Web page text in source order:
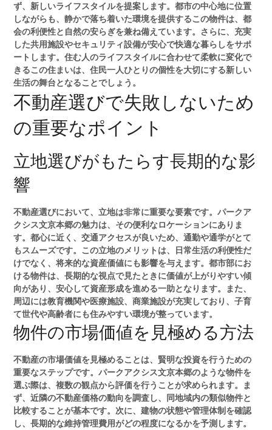
ず、新しいライフスタイルを提案します。都市の中心地に位置
しながらも、静かで落ち着いた環境を提供するこの物件は、都
会の利便性と自然の安らぎを兼ね備えています。さらに、充実
した共用施設やセキュリティ設備が安心で快適な暮らしをサポ
ートします。住む人のライフスタイルに合わせて柔軟に変化で
きるこの住まいは、住民一人ひとりの個性を大切にする新しい
生活の舞台となることでしょう。
不動産選びで失敗しないため
の重要なポイント
立地選びがもたらす長期的な影
響
不動産選びにおいて、立地は非常に重要な要素です。パークア
クシス文京本郷の魅力は、その便利なロケーションにありま
す。都心に近く、交通アクセスが良いため、通勤や通学がとて
もスムーズです。この立地のメリットは、日常生活の利便性だ
けでなく、将来的な資産価値にも影響を与えます。都市部にお
ける物件は、長期的な視点で見たときに価値が上がりやすい傾
向があり、安心して資産形成を進める一助となります。また、
周辺には教育機関や医療施設、商業施設が充実しており、子育
て世代や高齢者にも住みやすい環境が整っています。
物件の市場価値を見極める方法
不動産の市場価値を見極めることは、賢明な投資を行うための
重要なステップです。パークアクシス文京本郷のような物件を
選ぶ際は、複数の観点から評価を行うことが求められます。ま
ず、近隣の不動産価格の動向を調査し、同地域内の類似物件と
比較することが基本です。次に、建物の状態や管理体制を確認
し、長期的な維持管理費用がどの程度になるかを予測します。